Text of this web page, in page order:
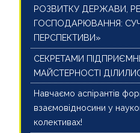
РОЗВИТКУ ДЕРЖАВИ,
ГОСПОДАРЮВАННЯ:
ПЕРСПЕКТИВИ»
СЕКРЕТАМИ
МАЙСТЕРНОСТІ
Навчаємо аспірантів
взаємовідносини у
колективах!